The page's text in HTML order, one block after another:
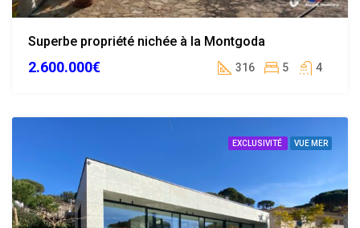
Superbe propriété nichée à la Montgoda
2.600.000€ 316 5 4
EXCLUSIVITÉ VUE MER